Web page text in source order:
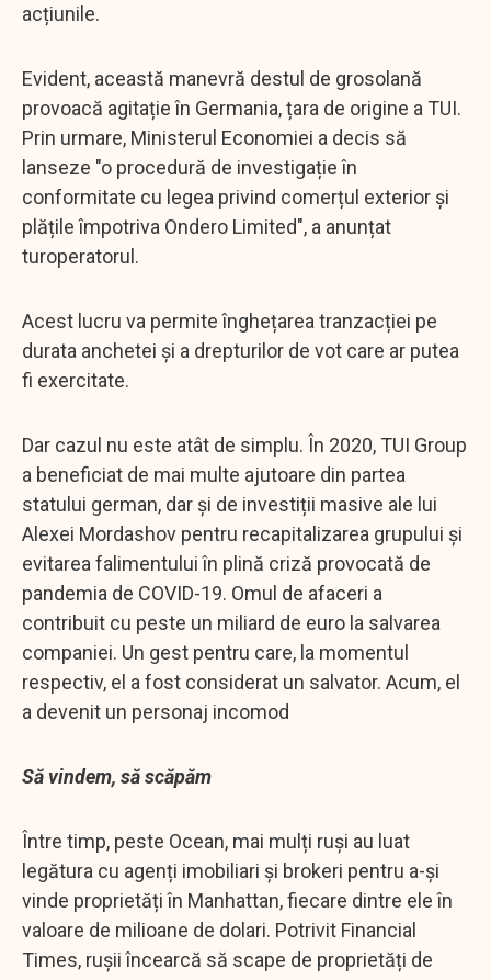
acțiunile.
Evident, această manevră destul de grosolană
provoacă agitație în Germania, țara de origine a TUI.
Prin urmare, Ministerul Economiei a decis să
lanseze "o procedură de investigație în
conformitate cu legea privind comerțul exterior și
plățile împotriva Ondero Limited", a anunțat
turoperatorul.
Acest lucru va permite înghețarea tranzacției pe
durata anchetei și a drepturilor de vot care ar putea
fi exercitate.
Dar cazul nu este atât de simplu. În 2020, TUI Group
a beneficiat de mai multe ajutoare din partea
statului german, dar și de investiții masive ale lui
Alexei Mordashov pentru recapitalizarea grupului și
evitarea falimentului în plină criză provocată de
pandemia de COVID-19. Omul de afaceri a
contribuit cu peste un miliard de euro la salvarea
companiei. Un gest pentru care, la momentul
respectiv, el a fost considerat un salvator. Acum, el
a devenit un personaj incomod
Să vindem, să scăpăm
Între timp, peste Ocean, mai mulți ruși au luat
legătura cu agenți imobiliari și brokeri pentru a-și
vinde proprietăți în Manhattan, fiecare dintre ele în
valoare de milioane de dolari. Potrivit Financial
Times, rușii încearcă să scape de proprietăți de